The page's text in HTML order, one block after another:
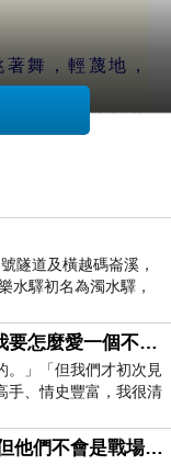
舞，輕蔑地，
汗換糧食的年代
還會什麼？
他開心的玩意
」
你幾聲嬌滴滴
欠下的債，看到
隧道及橫越碼崙溪，
水驛初名為濁水驛，
於1953
《娘子漢大丈夫》：我要怎麼愛一個不存在的人？
。」「但我們才初次見
手、情史豐富，我很清
感覺，現
我們在國外留學時會結交一些好朋友: 但他們不會是戰場上的朋友